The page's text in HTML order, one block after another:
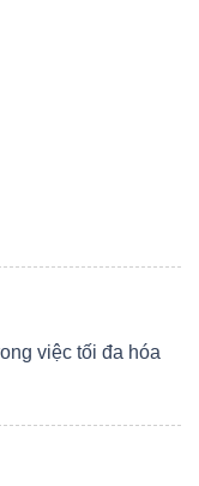
việc tối đa hóa